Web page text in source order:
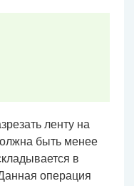
ленту на
быть менее
в
операция